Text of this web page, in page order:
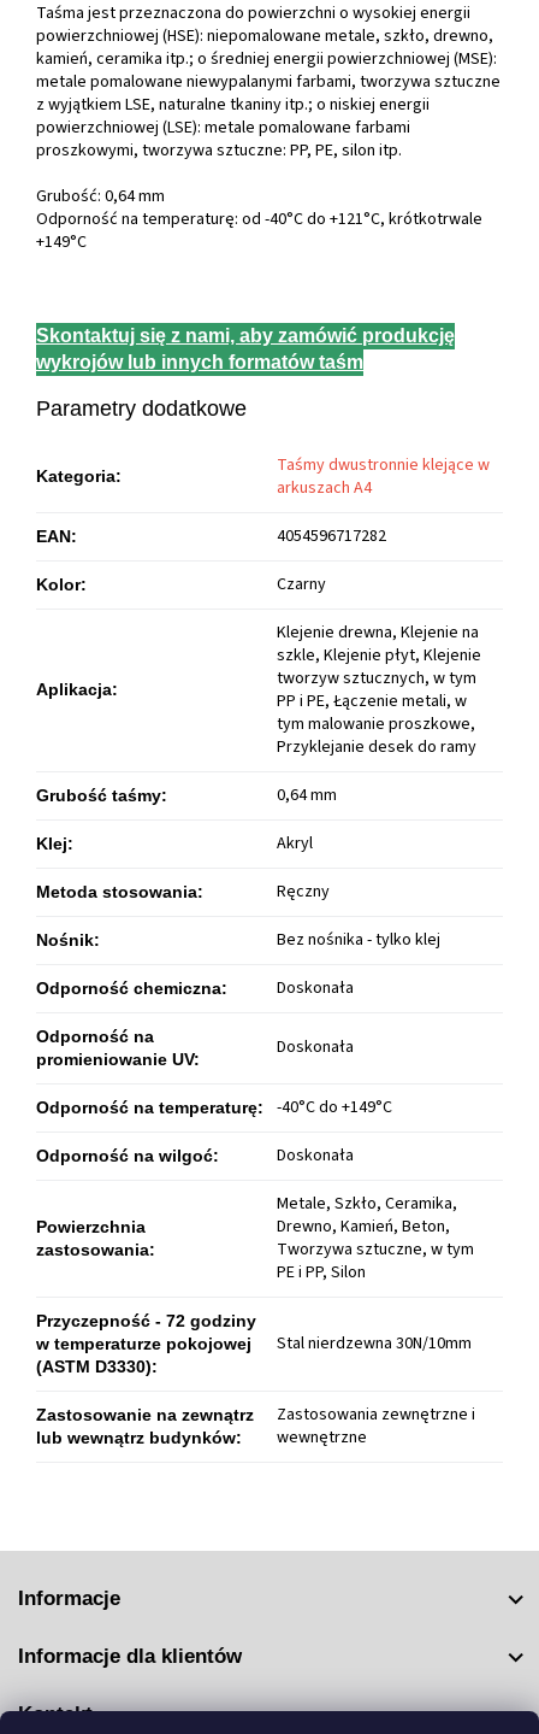
Taśma jest przeznaczona do powierzchni o wysokiej energii
powierzchniowej (HSE): niepomalowane metale, szkło, drewno,
kamień, ceramika itp.; o średniej energii powierzchniowej (MSE):
metale pomalowane niewypalanymi farbami, tworzywa sztuczne
z wyjątkiem LSE, naturalne tkaniny itp.; o niskiej energii
powierzchniowej (LSE): metale pomalowane farbami
proszkowymi, tworzywa sztuczne: PP, PE, silon itp.
Grubość: 0,64 mm
Odporność na temperaturę: od -40°C do +121°C, krótkotrwale
+149°C
Skontaktuj się z nami, aby zamówić produkcję
wykrojów lub innych formatów taśm
Parametry dodatkowe
Kategoria:
Taśmy dwustronnie klejące w
arkuszach A4
EAN: 4054596717282
Kolor: Czarny
Aplikacja:
Klejenie drewna, Klejenie na
szkle, Klejenie płyt, Klejenie
tworzyw sztucznych, w tym
PP i PE, Łączenie metali, w
tym malowanie proszkowe,
Przyklejanie desek do ramy
Grubość taśmy: 0,64 mm
Klej: Akryl
Metoda stosowania: Ręczny
Nośnik: Bez nośnika - tylko klej
Odporność chemiczna: Doskonała
Odporność na
promieniowanie UV: Doskonała
Odporność na temperaturę: -40°C do +149°C
Odporność na wilgoć: Doskonała
Powierzchnia
zastosowania:
Metale, Szkło, Ceramika,
Drewno, Kamień, Beton,
Tworzywa sztuczne, w tym
PE i PP, Silon
Przyczepność - 72 godziny
w temperaturze pokojowej
(ASTM D3330):
Stal nierdzewna 30N/10mm
Zastosowanie na zewnątrz
lub wewnątrz budynków:
Zastosowania zewnętrzne i
wewnętrzne
Informacje
Informacje dla klientów
Kontakt